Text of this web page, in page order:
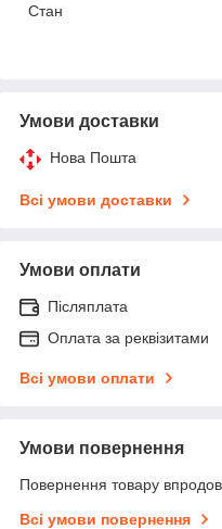
Стан
Умови доставки
Нова Пошта
Всі умови доставки
Умови оплати
Післяплата
Оплата за реквізитами
Всі умови оплати
Умови повернення
Повернення товару
Всі умови повернення